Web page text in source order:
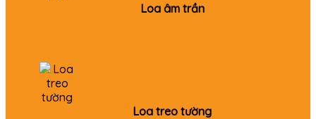
Loa âm trần
Loa treo tường